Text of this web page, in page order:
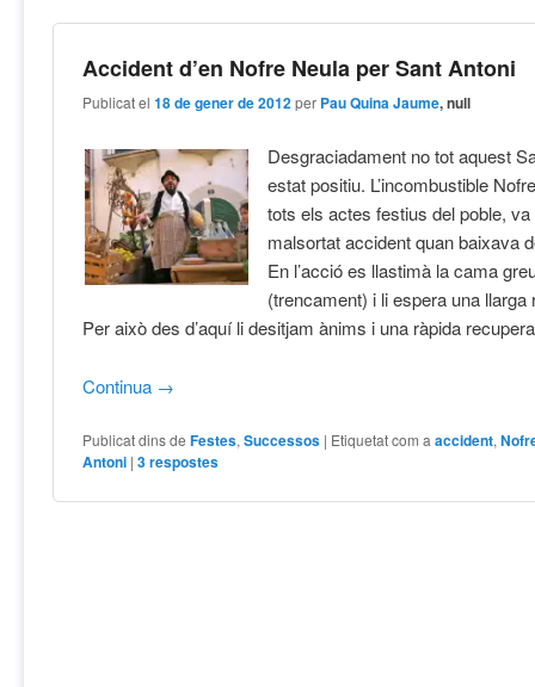
Accident d’en Nofre Neula per Sant Antoni
Publicat el18 de gener de 2012 per Pau Quina Jaume, null
Desgraciadament no tot aquest
estat positiu. L’incombustible
tots els actes festius del poble,
malsortat accident quan baixava
En l’acció es llastimà la cama
(trencament) i li espera una llarga
Per això des d’aquí li desitjam ànims i una ràpida
Continua →
Publicat dins de Festes,Successos | Etiquetat com a accident,
Antoni |3respostes